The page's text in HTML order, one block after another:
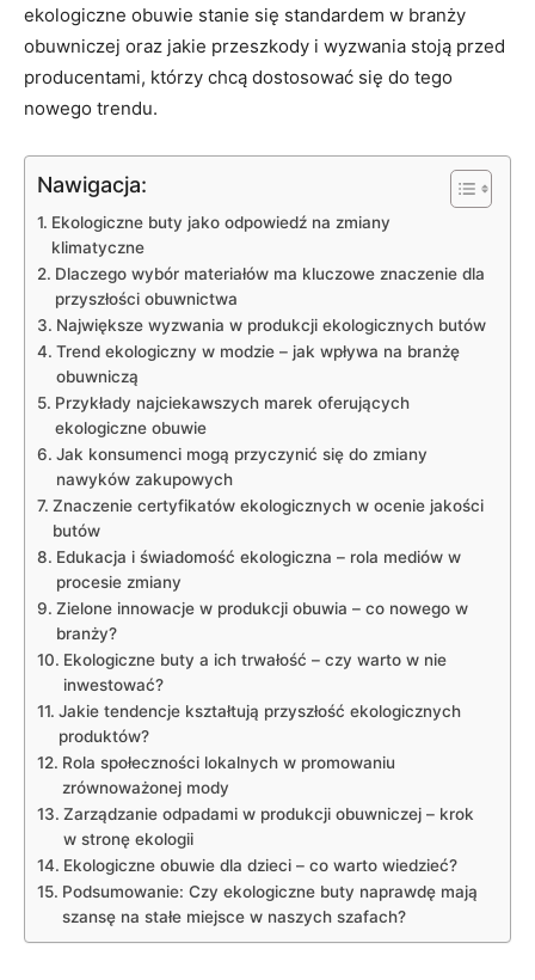
ekologiczne⁤ obuwie ⁣stanie⁢ się standardem w branży
obuwniczej oraz jakie‌ przeszkody i ⁢wyzwania​ stoją przed
producentami, ‍którzy chcą dostosować się ⁣do tego
nowego ‍trendu.
Nawigacja:
Ekologiczne ⁤buty jako odpowiedź na zmiany⁤
klimatyczne
Dlaczego wybór materiałów ma kluczowe znaczenie dla
​przyszłości‌ obuwnictwa
Największe wyzwania w produkcji ekologicznych butów
Trend ekologiczny w modzie – jak wpływa na branżę
obuwniczą
Przykłady najciekawszych marek oferujących
ekologiczne⁣ obuwie
Jak konsumenci mogą przyczynić⁤ się do zmiany
⁣nawyków zakupowych
Znaczenie​ certyfikatów ekologicznych ⁤w ocenie jakości
butów
Edukacja i‌ świadomość ekologiczna – rola⁣ mediów w
procesie⁢ zmiany
Zielone innowacje w produkcji obuwia – co nowego w
branży?
Ekologiczne⁢ buty a‍ ich trwałość – czy warto w nie
inwestować?
Jakie⁢ tendencje kształtują przyszłość ekologicznych‍
produktów?
Rola ‌społeczności lokalnych w⁢ promowaniu
zrównoważonej mody
Zarządzanie odpadami w produkcji obuwniczej – ​krok
w stronę ekologii
Ekologiczne obuwie ⁤dla​ dzieci ​– co warto⁢ wiedzieć?
Podsumowanie:⁣ Czy​ ekologiczne buty⁢ naprawdę ⁣mają
szansę‌ na‍ stałe miejsce​ w⁢ naszych szafach?